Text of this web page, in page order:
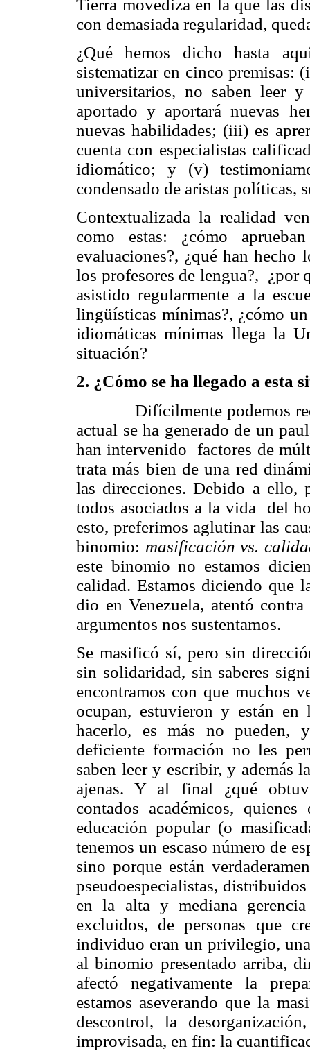
Tierra movediza en la que las
con demasiada regularidad,
¿Qué hemos dicho hasta
sistematizar en cinco premisas:
universitarios, no saben leer
aportado y aportará nuevas
nuevas habilidades; (iii) es
cuenta con especialistas
idiomático; y (v)
condensado de aristas políticas,
Contextualizada la realidad
como estas: ¿cómo
evaluaciones?, ¿qué han hecho
los profesores de lengua?, ¿por
asistido regularmente a la
lingüísticas mínimas?, ¿cómo
idiomáticas mínimas llega la
situación?
2. ¿Cómo se ha llegado a esta
Difícilmente podemos
actual se ha generado de un
han intervenido factores de
trata más bien de una red
las direcciones. Debido a ello,
todos asociados a la vida del
esto, preferimos aglutinar las
binomio: masificación vs.
este binomio no estamos
calidad. Estamos diciendo que
dio en Venezuela, atentó
argumentos nos sustentamos.
Se masificó sí, pero sin
sin solidaridad, sin saberes
encontramos con que muchos
ocupan, estuvieron y están
hacerlo, es más no pueden,
deficiente formación no les
saben leer y escribir, y además
ajenas. Y al final ¿qué
contados académicos,
educación popular (o
tenemos un escaso número de
sino porque están
pseudoespecialistas,
en la alta y mediana
excluidos, de personas que
individuo eran un privilegio, una
al binomio presentado arriba,
afectó negativamente la
estamos aseverando que la
descontrol, la
improvisada, en fin: la